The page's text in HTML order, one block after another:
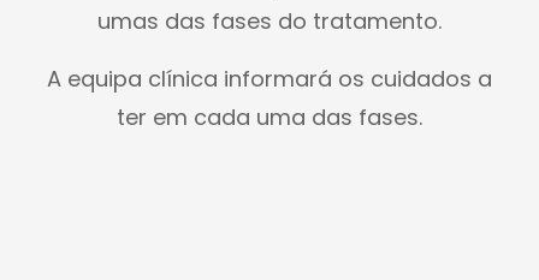
umas das fases do tratamento.
A equipa clínica informará os cuidados a
ter em cada uma das fases.